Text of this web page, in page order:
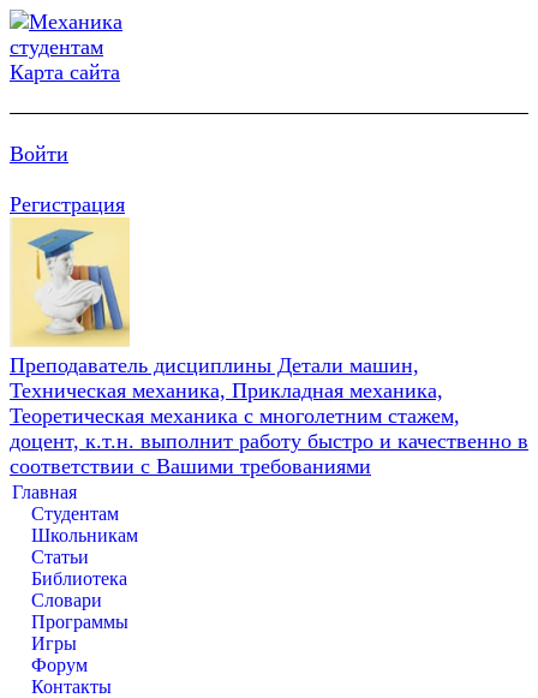
Карта сайта
Войти
Регистрация
Преподаватель дисциплины Детали машин,
Техническая механика, Прикладная механика,
Теоретическая механика с многолетним стажем,
доцент, к.т.н. выполнит работу быстро и качественно в
соответствии с Вашими требованиями
Главная
Студентам
Школьникам
Статьи
Библиотека
Словари
Программы
Игры
Форум
Контакты